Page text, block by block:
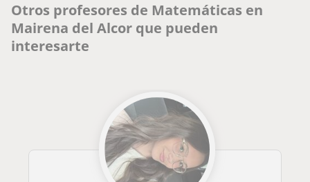
Otros profesores de Matemáticas en
Mairena del Alcor que pueden
interesarte